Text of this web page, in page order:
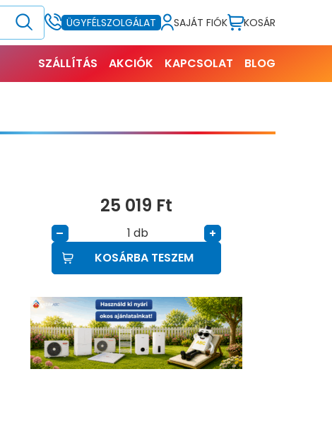
ÜGYFÉLSZOLGÁLAT SAJÁT FIÓK KOSÁR
SZÁLLÍTÁS AKCIÓK KAPCSOLAT
BLOG
25 019 Ft
– db
+
KOSÁRBA TESZEM